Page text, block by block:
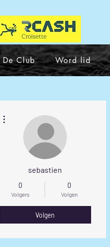
De Club Word lid
sebastien
0
Volgers
0
Volgen
Volgen